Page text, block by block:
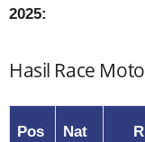
2025:
Hasil Race
Pos Nat